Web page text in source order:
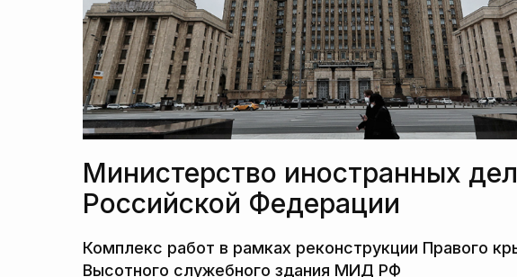
Министерство иностранных дел
Российской Федерации